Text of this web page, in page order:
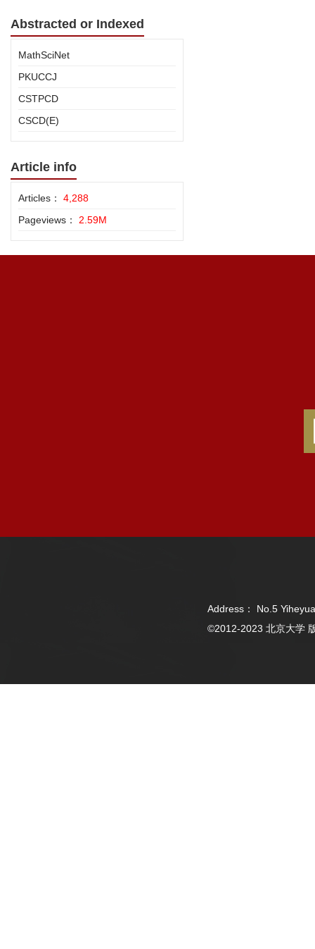
Abstracted or Indexed
MathSciNet
PKUCCJ
CSTPCD
CSCD(E)
Article info
Articles： 4,288
Pageviews： 2.59M
Address： No.5
©2012-2023 北京大学